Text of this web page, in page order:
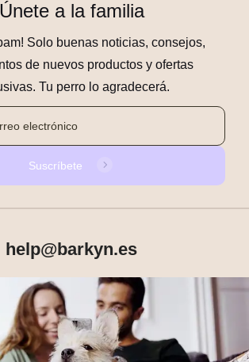
Únete a la familia
Solo buenas noticias, consejos,
de nuevos productos y ofertas
Tu perro lo agradecerá.
Suscríbete
help@barkyn.es